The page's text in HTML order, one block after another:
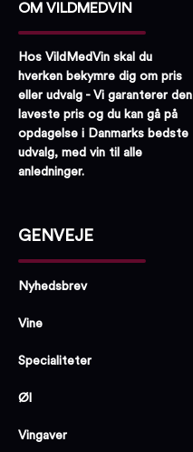
OM VILDMEDVIN
Hos VildMedVin skal du
hverken bekymre dig om pris
eller udvalg - Vi garanterer den
laveste pris og du kan gå på
opdagelse i Danmarks bedste
udvalg, med vin til alle
anledninger.
GENVEJE
Nyhedsbrev
Vine
Specialiteter
Øl
Vingaver